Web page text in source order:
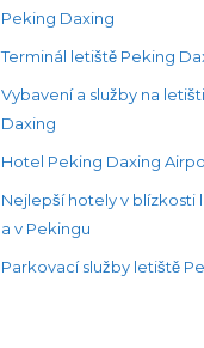
Peking Daxing
Terminál letiště Peking
Vybavení a služby na
Daxing
Hotel Peking Daxing
Nejlepší hotely v blízkosti
a v Pekingu
Parkovací služby letiště